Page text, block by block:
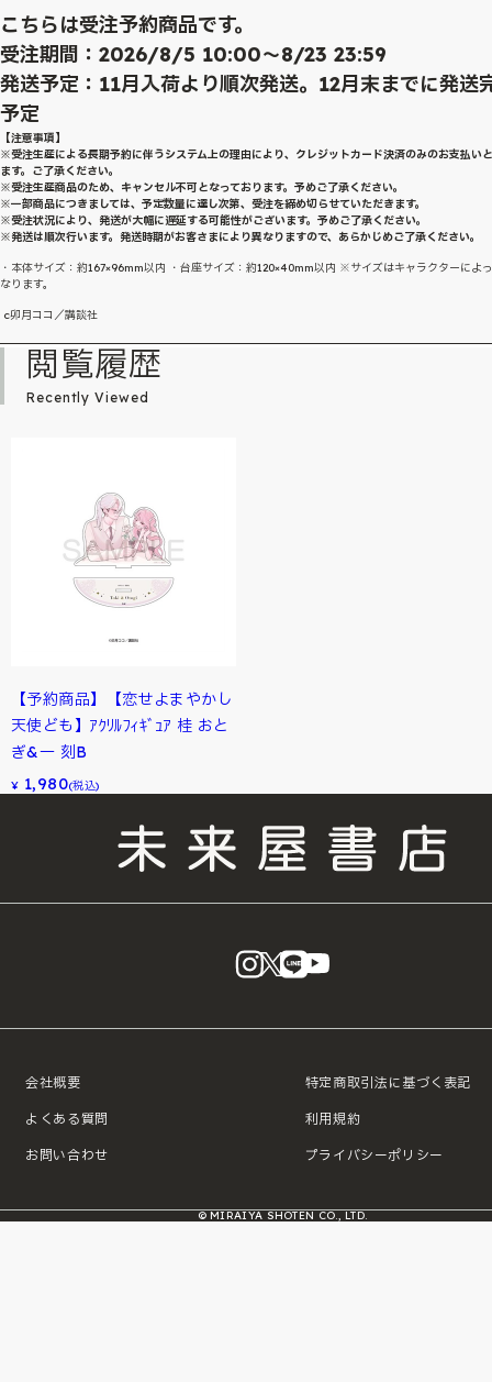
こちらは受注予約商品です。
受注期間：2026/8/5 10:00～8/23 23:59
発送予定：11月入荷より順次発送。12月末までに発送
予定
【注意事項】
※受注生産による長期予約に伴うシステム上の理由により、クレジットカード決済のみのお支払い
ます。ご了承ください。
※受注生産商品のため、キャンセル不可となっております。予めご了承ください。
※一部商品につきましては、予定数量に達し次第、受注を締め切らせていただきます。
※受注状況により、発送が大幅に遅延する可能性がございます。予めご了承ください。
※発送は順次行います。発送時期がお客さまにより異なりますので、あらかじめご了承ください。
・本体サイズ：約167×96mm以内 ・台座サイズ：約120×40mm以内 ※サイズはキャラクターによ
なります。
c卯月ココ／講談社
閲覧履歴
Recently Viewed
【予約商品】【恋せよまやかし
天使ども】ｱｸﾘﾙﾌｨｷﾞｭｱ 桂 おと
ぎ&一 刻B
¥ 1,980(税込)
instagram
X LINE
会社概要
よくある質問
お問い合わせ
特定商取引法に基づく表記
利用規約
プライバシーポリシー
© MIRAIYA SHOTEN CO., LTD.